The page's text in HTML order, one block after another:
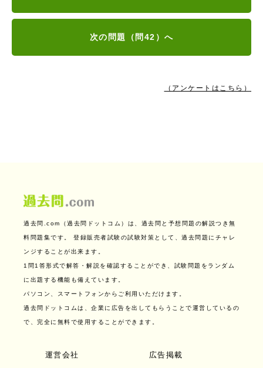
次の問題（問42）へ
（アンケートはこちら）
過去問.com（過去問ドットコム）は、過去問と予想問題の解説つき無
料問題集です。 登録販売者試験の試験対策として、過去問題にチャレ
ンジすることが出来ます。
1問1答形式で解答・解説を確認することができ、試験問題をランダム
に出題する機能も備えています。
パソコン、スマートフォンからご利用いただけます。
過去問ドットコムは、企業に広告を出してもらうことで運営しているの
で、完全に無料で使用することができます。
運営会社 広告掲載